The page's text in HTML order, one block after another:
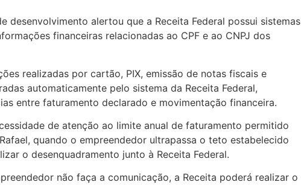
desenvolvimento alertou que a Receita Federal possui sistemas
financeiras relacionadas ao CPF e ao CNPJ dos
realizadas por cartão, PIX, emissão de notas fiscais e
automaticamente pelo sistema da Receita Federal,
entre faturamento declarado e movimentação financeira.
de atenção ao limite anual de faturamento permitido
quando o empreendedor ultrapassa o teto estabelecido
o desenquadramento junto à Receita Federal.
não faça a comunicação, a Receita poderá realizar o